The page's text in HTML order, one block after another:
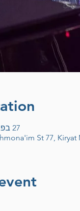
27 בפבר׳ 2026, 11:00 – 12:30
St 77, Kiryat